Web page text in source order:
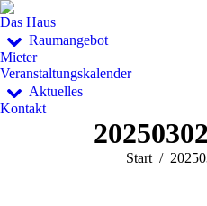
Das Haus
Raumangebot
Mieter
Veranstaltungskalender
Aktuelles
Kontakt
Sie befinden
Start